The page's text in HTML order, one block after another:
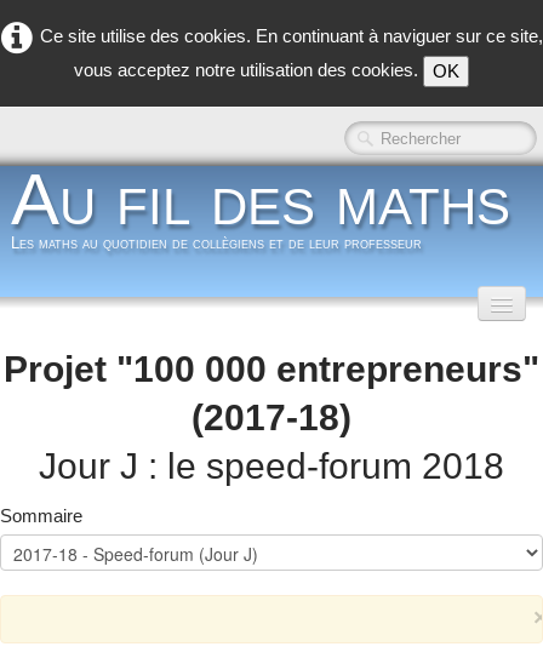
Ce site utilise des cookies. En continuant à naviguer sur ce site,
vous acceptez notre utilisation des cookies.
OK
Au fil des maths
Les maths au quotidien de collègiens et de leur professeur
Classe inversée
Dans la classe ▼
Dans les coulisses
Qui suis-je ?▼
Projet "100 000 entrepreneurs"
(2017-18)
Jour J : le speed-forum 2018
Sommaire